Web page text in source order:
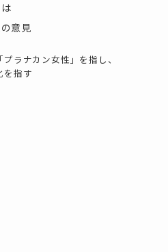
意見
ラナカン女性」を指し、
を指す